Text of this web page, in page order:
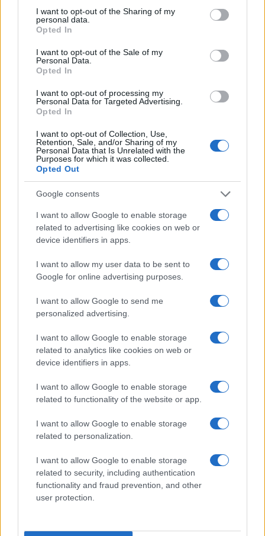
not limited to your visit or usage behaviour. You may click to
grant or deny consent to Google and its third-party tags to
use your data for below specified purposes in below Google
consent section.
I want to opt-out of the Sharing of my
personal data.
Opted In
I want to opt-out of the Sale of my
Personal Data.
Opted In
I want to opt-out of processing my
Personal Data for Targeted Advertising.
Opted In
I want to opt-out of Collection, Use,
Retention, Sale, and/or Sharing of my
Personal Data that Is Unrelated with the
Purposes for which it was collected.
Opted Out
Google consents
I want to allow Google to enable storage
related to advertising like cookies on web or
device identifiers in apps.
I want to allow my user data to be sent to
Google for online advertising purposes.
I want to allow Google to send me
personalized advertising.
I want to allow Google to enable storage
related to analytics like cookies on web or
device identifiers in apps.
I want to allow Google to enable storage
related to functionality of the website or app.
I want to allow Google to enable storage
related to personalization.
I want to allow Google to enable storage
related to security, including authentication
functionality and fraud prevention, and other
user protection.
Eventi Gallura
Eventi Olbia
Eventi Weekend Olbia E Gallura
Inviaci le tue segnalazioni,
i tuoi video e le tue foto
345 356 7512
Notizie in tempo reale?
GalluraOggi.it
Google News
F
ce
o
k
T
it
r
Pi
te
st
W
h
at
A
p
p
S
a
Articolo precedente
NOTIZIE RECENTI
Tre milioni di euro dalla Provincia Gallura per